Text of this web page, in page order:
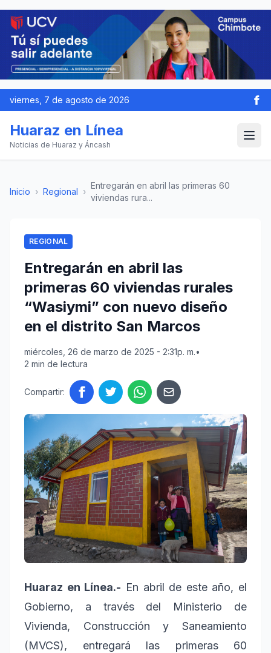
viernes, 7 de agosto de 2026
Huaraz en Línea
Noticias de Huaraz y Áncash
Inicio › Regional ›
Entregarán en abril las primeras 60
viviendas rura...
REGIONAL
Entregarán en abril las
primeras 60 viviendas rurales
“Wasiymi” con nuevo diseño
en el distrito San Marcos
miércoles, 26 de marzo de 2025 - 2:31p. m.•
2 min de lectura
Compartir:
Huaraz en Línea.- En abril de este año, el
Gobierno, a través del Ministerio de
Vivienda, Construcción y Saneamiento
(MVCS), entregará las primeras 60